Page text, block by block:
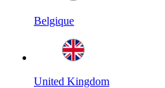
Belgique
United Kingdom